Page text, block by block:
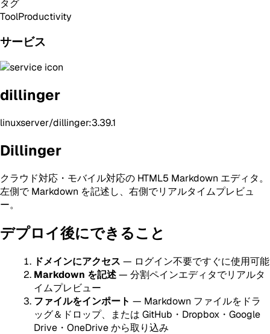
タグ
ToolProductivity
サービス
dillinger
linuxserver/dillinger:3.39.1
Dillinger
クラウド対応・モバイル対応の HTML5 Markdown エディタ。
左側で Markdown を記述し、右側でリアルタイムプレビュ
ー。
デプロイ後にできること
ドメインにアクセス — ログイン不要ですぐに使用可能
Markdown を記述— 分割ペインエディタでリアルタ
イムプレビュー
ファイルをインポート — Markdown ファイルをドラ
ッグ＆ドロップ、または GitHub・Dropbox・Google
Drive・OneDrive から取り込み